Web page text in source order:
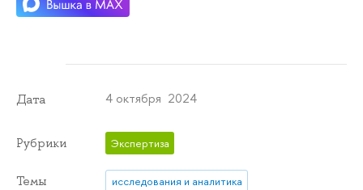
Дата 4 октября 2024
Рубрики Экспертиза
Темы
исследования и аналитика